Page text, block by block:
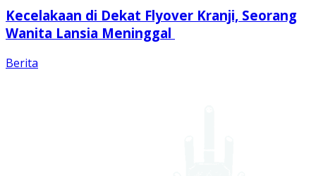
Kecelakaan di Dekat Flyover Kranji, Seorang
Wanita Lansia Meninggal
Berita